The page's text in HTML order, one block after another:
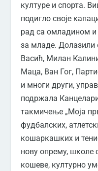
културе и спорта.
подигло своје
рад са омладином и
за младе. Долазили
Васић, Милан
Маца, Ван Гог,
и многи други,
подржала
такмичење „Моја
фудбалских,
кошаркашких и
нову опрему, школе
кошеве, културно